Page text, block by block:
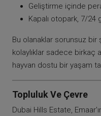
Geliştirme içinde
Kapalı otopark, 7/24
Bu olanaklar sorunsuz bir
kolaylıklar sadece birkaç
hayvan dostu bir yaşam
Topluluk Ve Çevre
Dubai Hills Estate,